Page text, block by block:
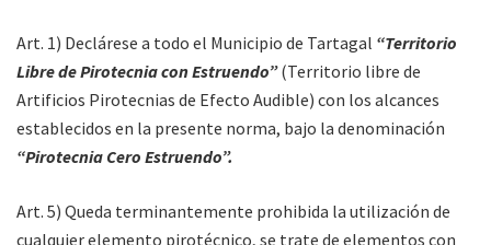
Art. 1) Declárese a todo el Municipio de Tartagal “Territorio
Libre de Pirotecnia con Estruendo”(Territorio libre de
Artificios Pirotecnias de Efecto Audible) con los alcances
establecidos en la presente norma, bajo la denominación
“Pirotecnia Cero Estruendo”.
Art. 5) Queda terminantemente prohibida la utilización de
cualquier elemento pirotécnico, se trate de elementos con